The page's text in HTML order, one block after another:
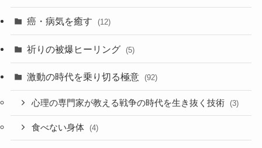
癌・病気を癒す (12)
祈りの被爆ヒーリング (5)
激動の時代を乗り切る極意 (92)
心理の専門家が教える戦争の時代を生き抜く技術 (3)
食べない身体 (4)